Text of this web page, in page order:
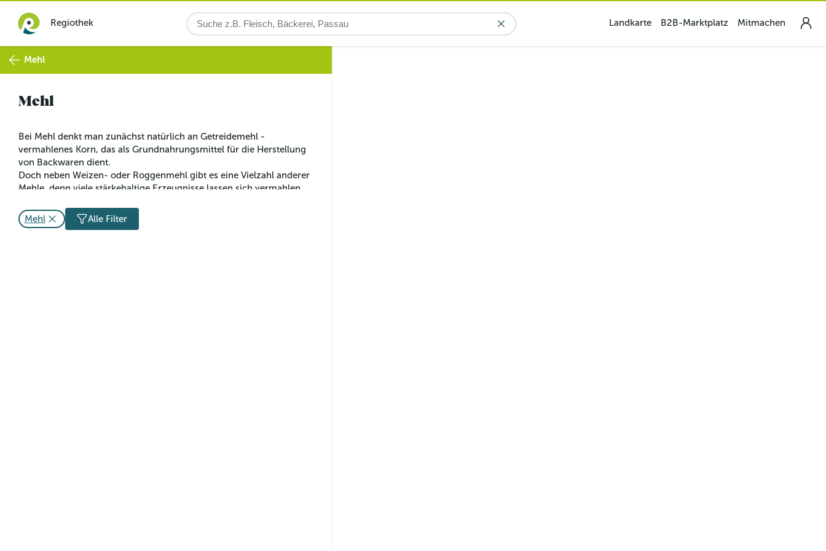
Regiothek Landkarte B2B-Marktplatz Mitmachen
Mehl
Mehl
Bei Mehl denkt man zunächst natürlich an Getreidemehl -
vermahlenes Korn, das als Grundnahrungsmittel für die Herstellung
von Backwaren dient.
Doch neben Weizen- oder Roggenmehl gibt es eine Vielzahl anderer
Mehle, denn viele stärkehaltige Erzeugnisse lassen sich vermahlen.
Mehl Alle Filter